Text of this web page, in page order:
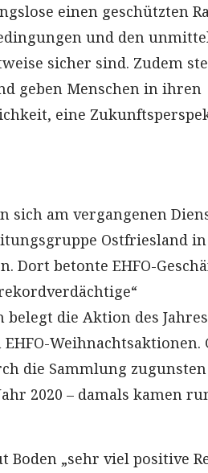
einen geschützten
und den
sicher sind. Zudem
geben Menschen in ihren
eine
am vergangenen
Ostfriesland
Dort betonte EHFO-
die Aktion des
Weihnachtsaktionen.
die Sammlung zugunsten
2020 – damals kamen
Boden „sehr viel positive